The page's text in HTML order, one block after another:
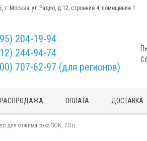
г. Москва, ул.Радио, д.12, строение 4, помещение 1
204-19-94
244-94-74
707-62-97 (для регионов)
РАСПРОДАЖА ОПЛАТА ДОСТАВКА
для отжима сока SOK, 70 л.